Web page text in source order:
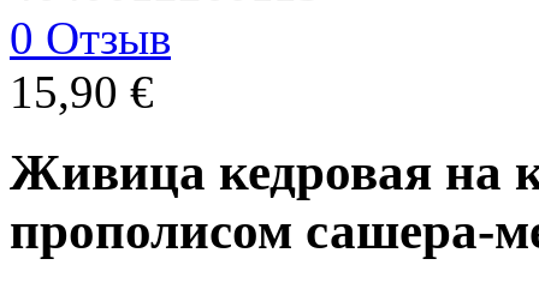
0 Отзыв
15,90 €
Живица кедровая на
прополисом сашера-